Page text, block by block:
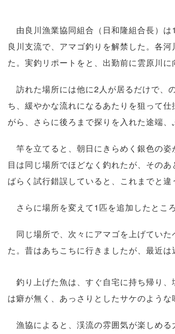
由良川漁業協同組合（日和隆組合長）
良川支流で、アマゴ釣りを解禁した。各
た。実釣リポートをと、出勤前に雲原川
訪れた場所には他に2人が居るだけで、
ち、緩やかな流れになるあたりを狙って
がら、さらに後ろまで探りを入れた途端
竿を立てると、朝日にきらめく銀色の
目は同じ場所でほどなく釣れたが、その
ばらく試行錯誤していると、これまでと
さらに場所を変えて1匹を追加したとこ
同じ場所で、次々にアマゴを上げてい
た。昔はあちこちに行きましたが、最近
釣り上げた魚は、すぐ自宅に持ち帰り
は癖が無く、あっさりとしたサケのような
漁協によると、渓流の雰囲気が楽しめ